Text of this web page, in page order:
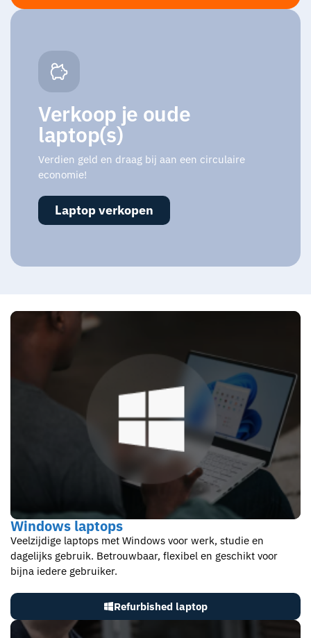
Verkoop je oude
laptop(s)
Verdien geld en draag bij aan een circulaire
economie!
Laptop verkopen
Windows laptops
Veelzijdige laptops met Windows voor werk, studie en
dagelijks gebruik. Betrouwbaar, flexibel en geschikt voor
bijna iedere gebruiker.
Refurbished laptop